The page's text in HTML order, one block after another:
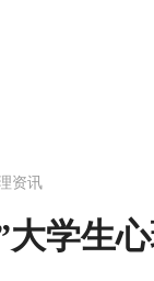
资讯
大学生